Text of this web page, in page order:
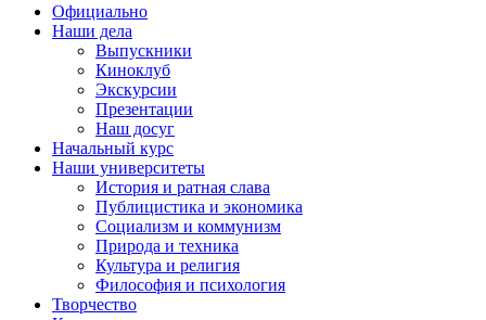
Официально
Наши дела
Выпускники
Киноклуб
Экскурсии
Презентации
Наш досуг
Начальный курс
Наши университеты
История и ратная слава
Публицистика и экономика
Социализм и коммунизм
Природа и техника
Культура и религия
Философия и психология
Творчество